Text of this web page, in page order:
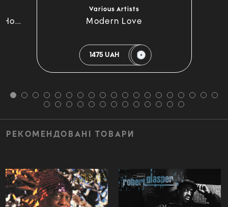
Various Artists
Modern Love
1475 UAH
РЕКОМЕНДОВАНІ ТОВАРИ